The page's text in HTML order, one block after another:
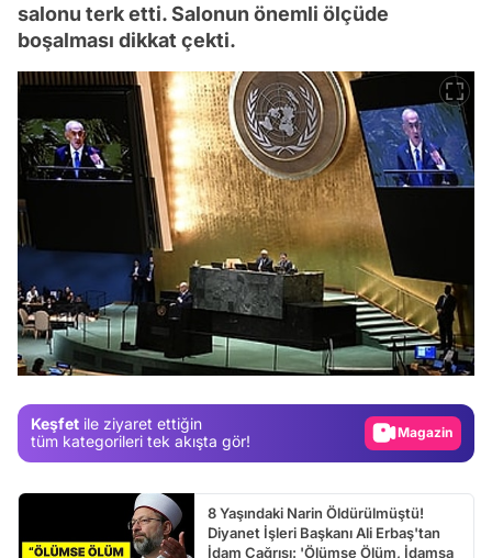
salonu terk etti. Salonun önemli ölçüde
boşalması dikkat çekti.
Keşfet ile ziyaret ettiğin
tüm kategorileri tek akışta gör!
Video
Test
Gündem
Magazin
Video
8 Yaşındaki Narin Öldürülmüştü!
Diyanet İşleri Başkanı Ali Erbaş'tan
İdam Çağrısı: 'Ölümse Ölüm, İdamsa